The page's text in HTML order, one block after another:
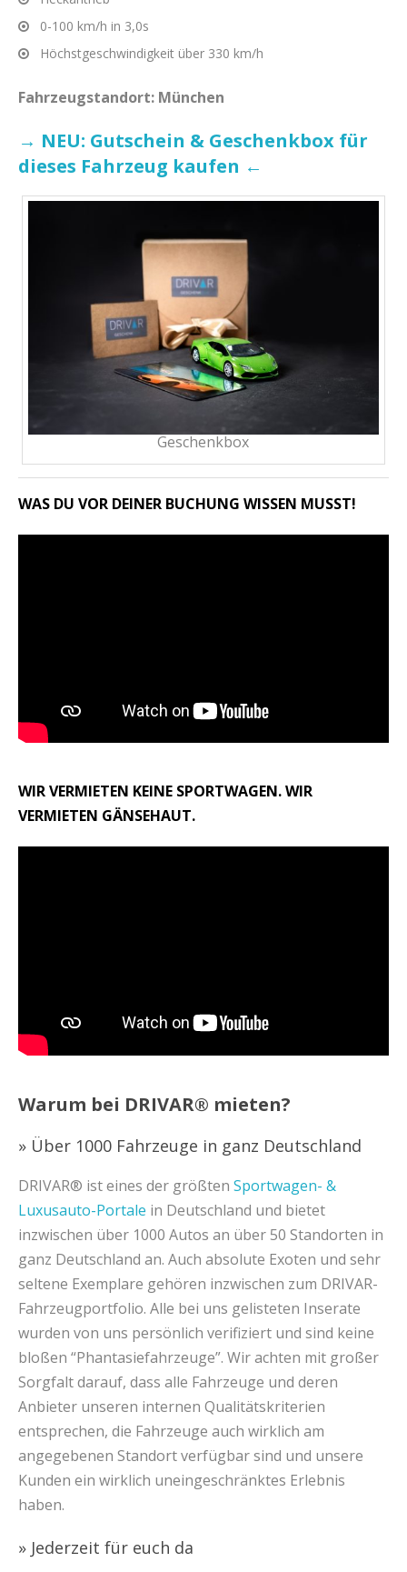
0-100 km/h in 3,0s
Höchstgeschwindigkeit über 330 km/h
Fahrzeugstandort: München
→ NEU: Gutschein & Geschenkbox für
dieses Fahrzeug kaufen ←
Geschenkbox
WAS DU VOR DEINER BUCHUNG WISSEN MUSST!
WIR VERMIETEN KEINE SPORTWAGEN. WIR
VERMIETEN GÄNSEHAUT.
Warum bei DRIVAR® mieten?
» Über 1000 Fahrzeuge in ganz Deutschland
DRIVAR® ist eines der größten Sportwagen- &
Luxusauto-Portale in Deutschland und bietet
inzwischen über 1000 Autos an über 50 Standorten in
ganz Deutschland an. Auch absolute Exoten und sehr
seltene Exemplare gehören inzwischen zum DRIVAR-
Fahrzeugportfolio. Alle bei uns gelisteten Inserate
wurden von uns persönlich verifiziert und sind keine
bloßen “Phantasiefahrzeuge”. Wir achten mit großer
Sorgfalt darauf, dass alle Fahrzeuge und deren
Anbieter unseren internen Qualitätskriterien
entsprechen, die Fahrzeuge auch wirklich am
angegebenen Standort verfügbar sind und unsere
Kunden ein wirklich uneingeschränktes Erlebnis
haben.
» Jederzeit für euch da